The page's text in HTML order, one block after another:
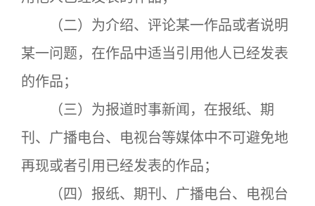
（二）为介绍、评论某一作品或者说明
某一问题，在作品中适当引用他人已经发表
的作品；
（三）为报道时事新闻，在报纸、期
刊、广播电台、电视台等媒体中不可避免地
再现或者引用已经发表的作品；
（四）报纸、期刊、广播电台、电视台